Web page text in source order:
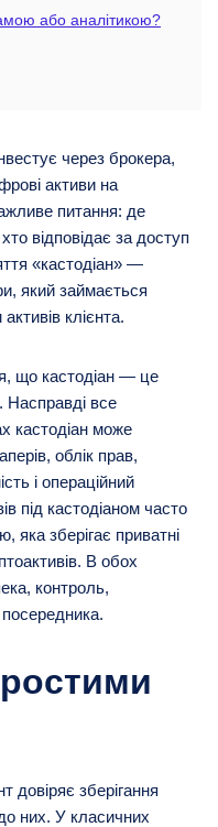
або аналітикою?
через брокера,
активи на
питання: де
відповідає за доступ
«кастодіан» —
який займається
клієнта.
що кастодіан — це
Насправді все
кастодіан може
облік прав,
і операційний
під кастодіаном часто
яка зберігає приватні
В обох
контроль,
посередника.
довіряє зберігання
них. У класичних